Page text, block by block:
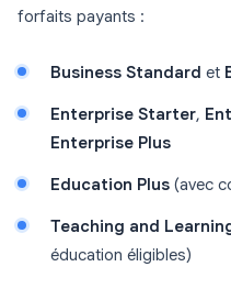
forfaits payants :
Business Standard et
Enterprise Starter,
Enterprise Plus
Education Plus (avec
Teaching and
éducation éligibles)